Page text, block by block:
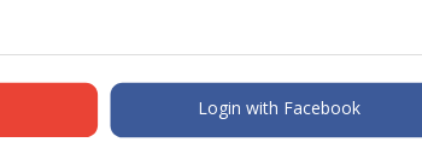
Login with Facebook